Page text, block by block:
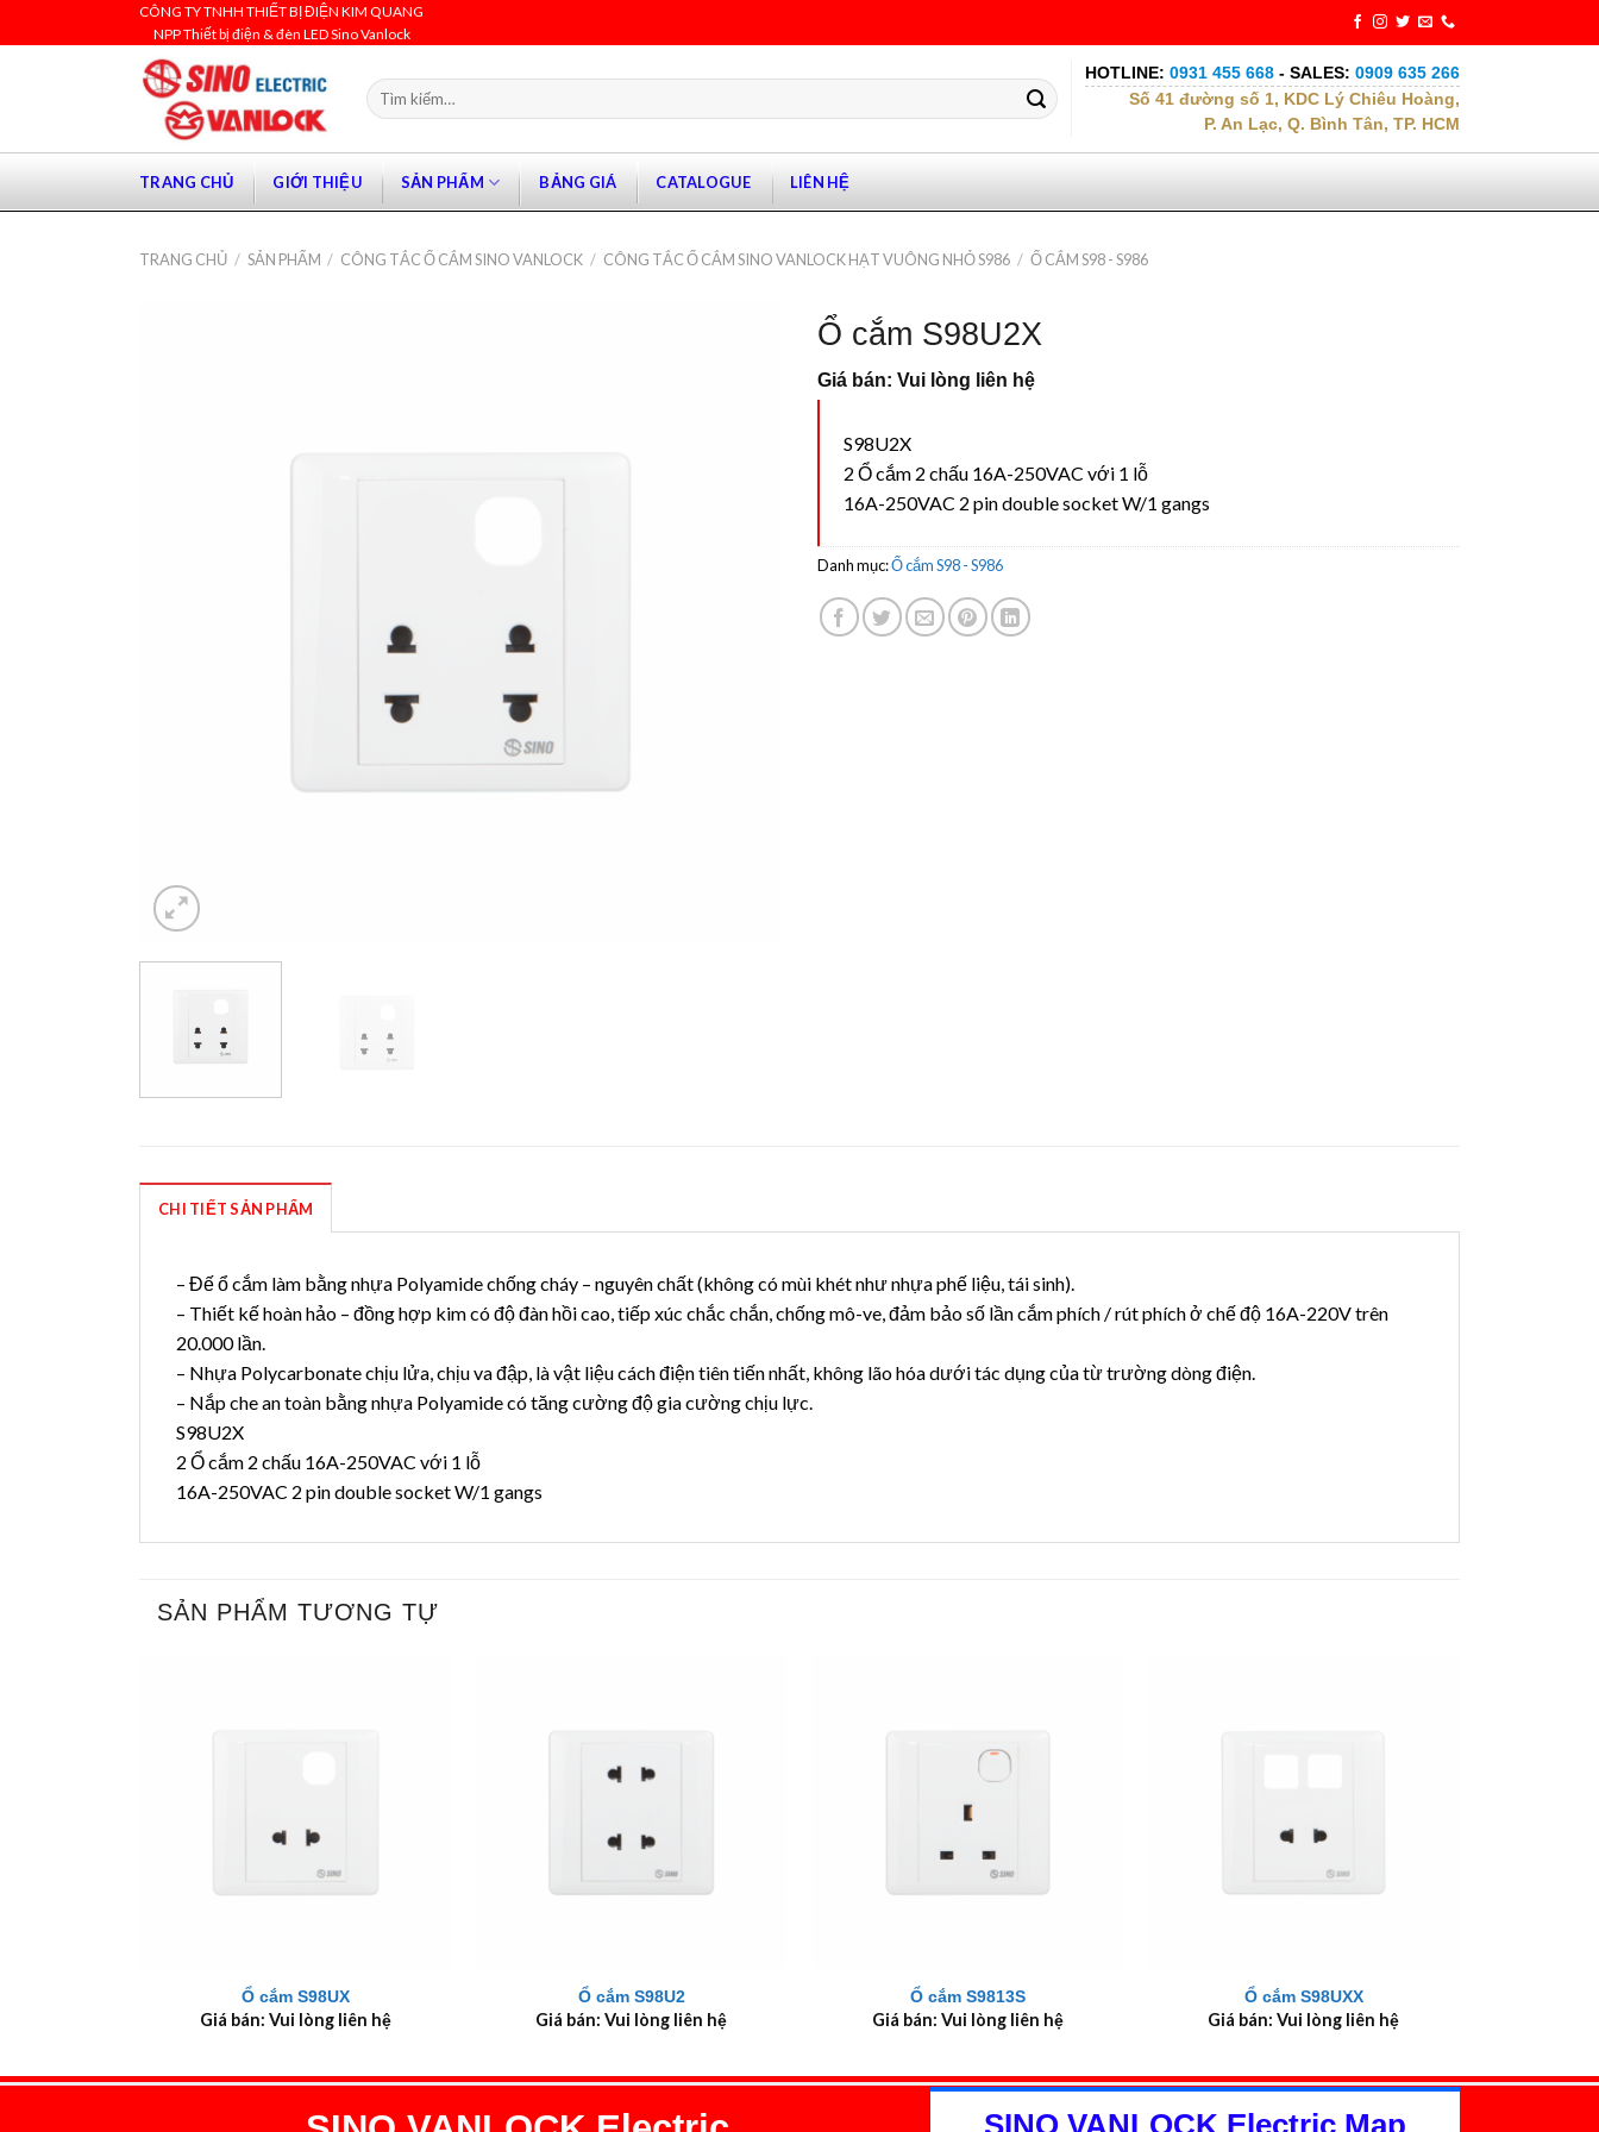
to
CÔNG TY TNHH THIẾT BỊ ĐIỆN KIM QUANG
NPP Thiết bị điện & đèn LED Sino Vanlock
Tìm
kiếm:
HOTLINE: 0931 455 668 - SALES: 0909 635 266
Số 41 đường số 1, KDC Lý Chiêu Hoàng,
P. An Lạc, Q. Bình Tân, TP. HCM
TRANG CHỦ GIỚI THIỆU SẢN PHẨM BẢNG GIÁ CATALOGUE LIÊN HỆ
TRANG CHỦ / SẢN PHẨM / CÔNG TẮC Ổ CẮM SINO VANLOCK / CÔNG TẮC Ổ CẮM SINO VANLOCK HẠT VUÔNG NHỎ S986 / Ổ CẮM S98 - S986
Ổ cắm S98U2X
Giá bán: Vui lòng liên hệ
S98U2X
2 Ổ cắm 2 chấu 16A-250VAC với 1 lỗ
16A-250VAC 2 pin double socket W/1 gangs
Danh mục:Ổ cắm S98 - S986
CHI TIẾT SẢN PHẨM
– Đế ổ cắm làm bằng nhựa Polyamide chống cháy – nguyên chất (không có mùi khét như nhựa phế liệu, tái sinh).
– Thiết kế hoàn hảo – đồng hợp kim có độ đàn hồi cao, tiếp xúc chắc chắn, chống mô-ve, đảm bảo số lần cắm phích / rút phích ở chế độ 16A-220V trên
20.000 lần.
– Nhựa Polycarbonate chịu lửa, chịu va đập, là vật liệu cách điện tiên tiến nhất, không lão hóa dưới tác dụng của từ trường dòng điện.
– Nắp che an toàn bằng nhựa Polyamide có tăng cường độ gia cường chịu lực.
S98U2X
2 Ổ cắm 2 chấu 16A-250VAC với 1 lỗ
16A-250VAC 2 pin double socket W/1 gangs
SẢN PHẨM TƯƠNG TỰ
Ổ cắm S98UX
Giá bán: Vui lòng liên hệ
Ổ cắm S98U2
Giá bán: Vui lòng liên hệ
Ổ cắm S9813S
Giá bán: Vui lòng liên hệ
Ổ cắm S98UXX
Giá bán: Vui lòng liên hệ
SINO VANLOCK Electric Map